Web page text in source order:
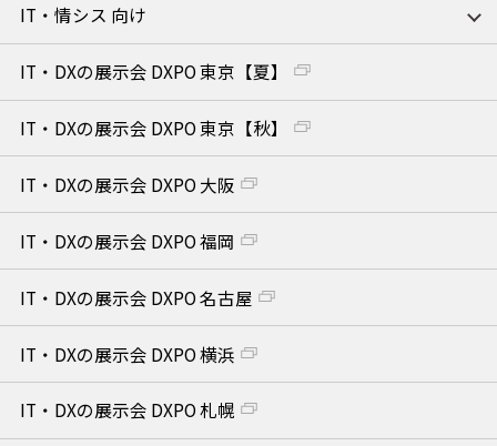
IT・情シス 向け
IT・DXの展示会 DXPO 東京【夏】
IT・DXの展示会 DXPO 東京【秋】
IT・DXの展示会 DXPO 大阪
IT・DXの展示会 DXPO 福岡
IT・DXの展示会 DXPO 名古屋
IT・DXの展示会 DXPO 横浜
IT・DXの展示会 DXPO 札幌